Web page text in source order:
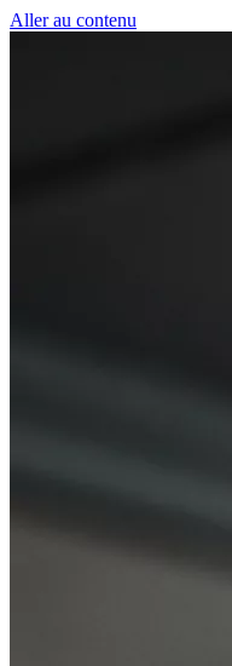
Aller au contenu
Panneau de gestion des cookies